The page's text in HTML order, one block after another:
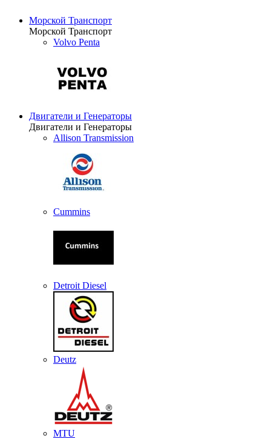
Морской Транспорт
Морской Транспорт
Volvo Penta
Двигатели и Генераторы
Двигатели и Генераторы
Allison Transmission
Cummins
Detroit Diesel
Deutz
MTU